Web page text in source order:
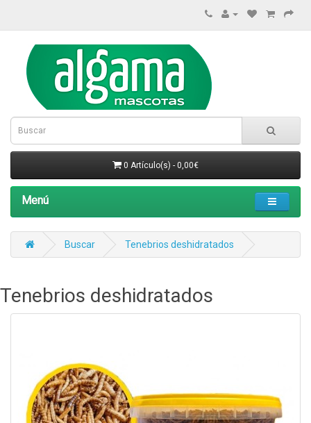
0 Artículo(s) - 0,00€
Menú
Buscar Tenebrios deshidratados
Tenebrios deshidratados